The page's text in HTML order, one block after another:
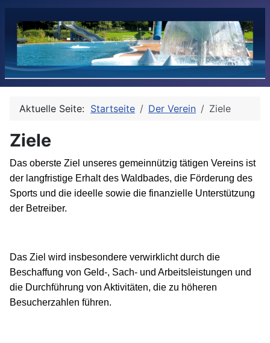
Aktuelle Seite: Startseite Der Verein Ziele
Ziele
Das oberste Ziel unseres gemeinnützig tätigen Vereins ist
der langfristige Erhalt des Waldbades, die Förderung des
Sports und die ideelle sowie die finanzielle Unterstützung
der Betreiber.
Das Ziel wird insbesondere verwirklicht durch die
Beschaffung von Geld-, Sach- und Arbeitsleistungen und
die Durchführung von Aktivitäten, die zu höheren
Besucherzahlen führen.